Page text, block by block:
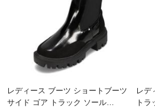
レディース ブーツ ショートブーツ
サイド ゴア トラック ソール
レデ
ト